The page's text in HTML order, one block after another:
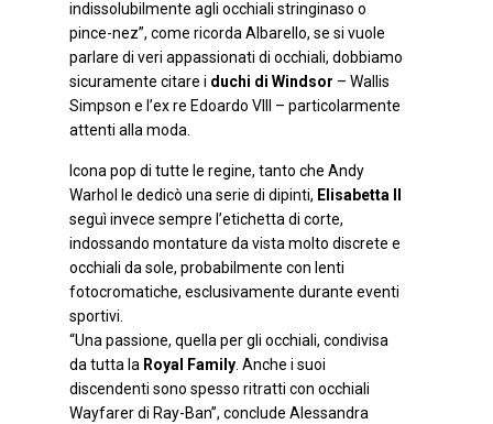
indissolubilmente agli occhiali stringinaso o
pince-nez”, come ricorda Albarello, se si vuole
parlare di veri appassionati di occhiali, dobbiamo
sicuramente citare i duchi di Windsor – Wallis
Simpson e l’ex re Edoardo VIII – particolarmente
attenti alla moda.
Icona pop di tutte le regine, tanto che Andy
Warhol le dedicò una serie di dipinti, Elisabetta II
seguì invece sempre l’etichetta di corte,
indossando montature da vista molto discrete e
occhiali da sole, probabilmente con lenti
fotocromatiche, esclusivamente durante eventi
sportivi.
“Una passione, quella per gli occhiali, condivisa
da tutta la Royal Family. Anche i suoi
discendenti sono spesso ritratti con occhiali
Wayfarer di Ray-Ban”, conclude Alessandra